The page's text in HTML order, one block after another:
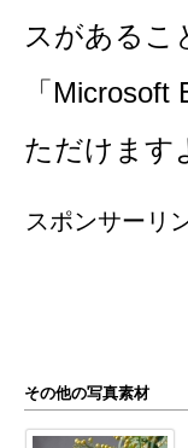
スがあるこ
「
ただけます
スポンサーリ
その他の写真素材